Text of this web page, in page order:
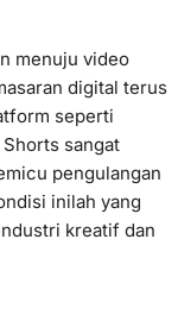
menuju video
digital terus
seperti
sangat
pengulangan
inilah yang
kreatif dan